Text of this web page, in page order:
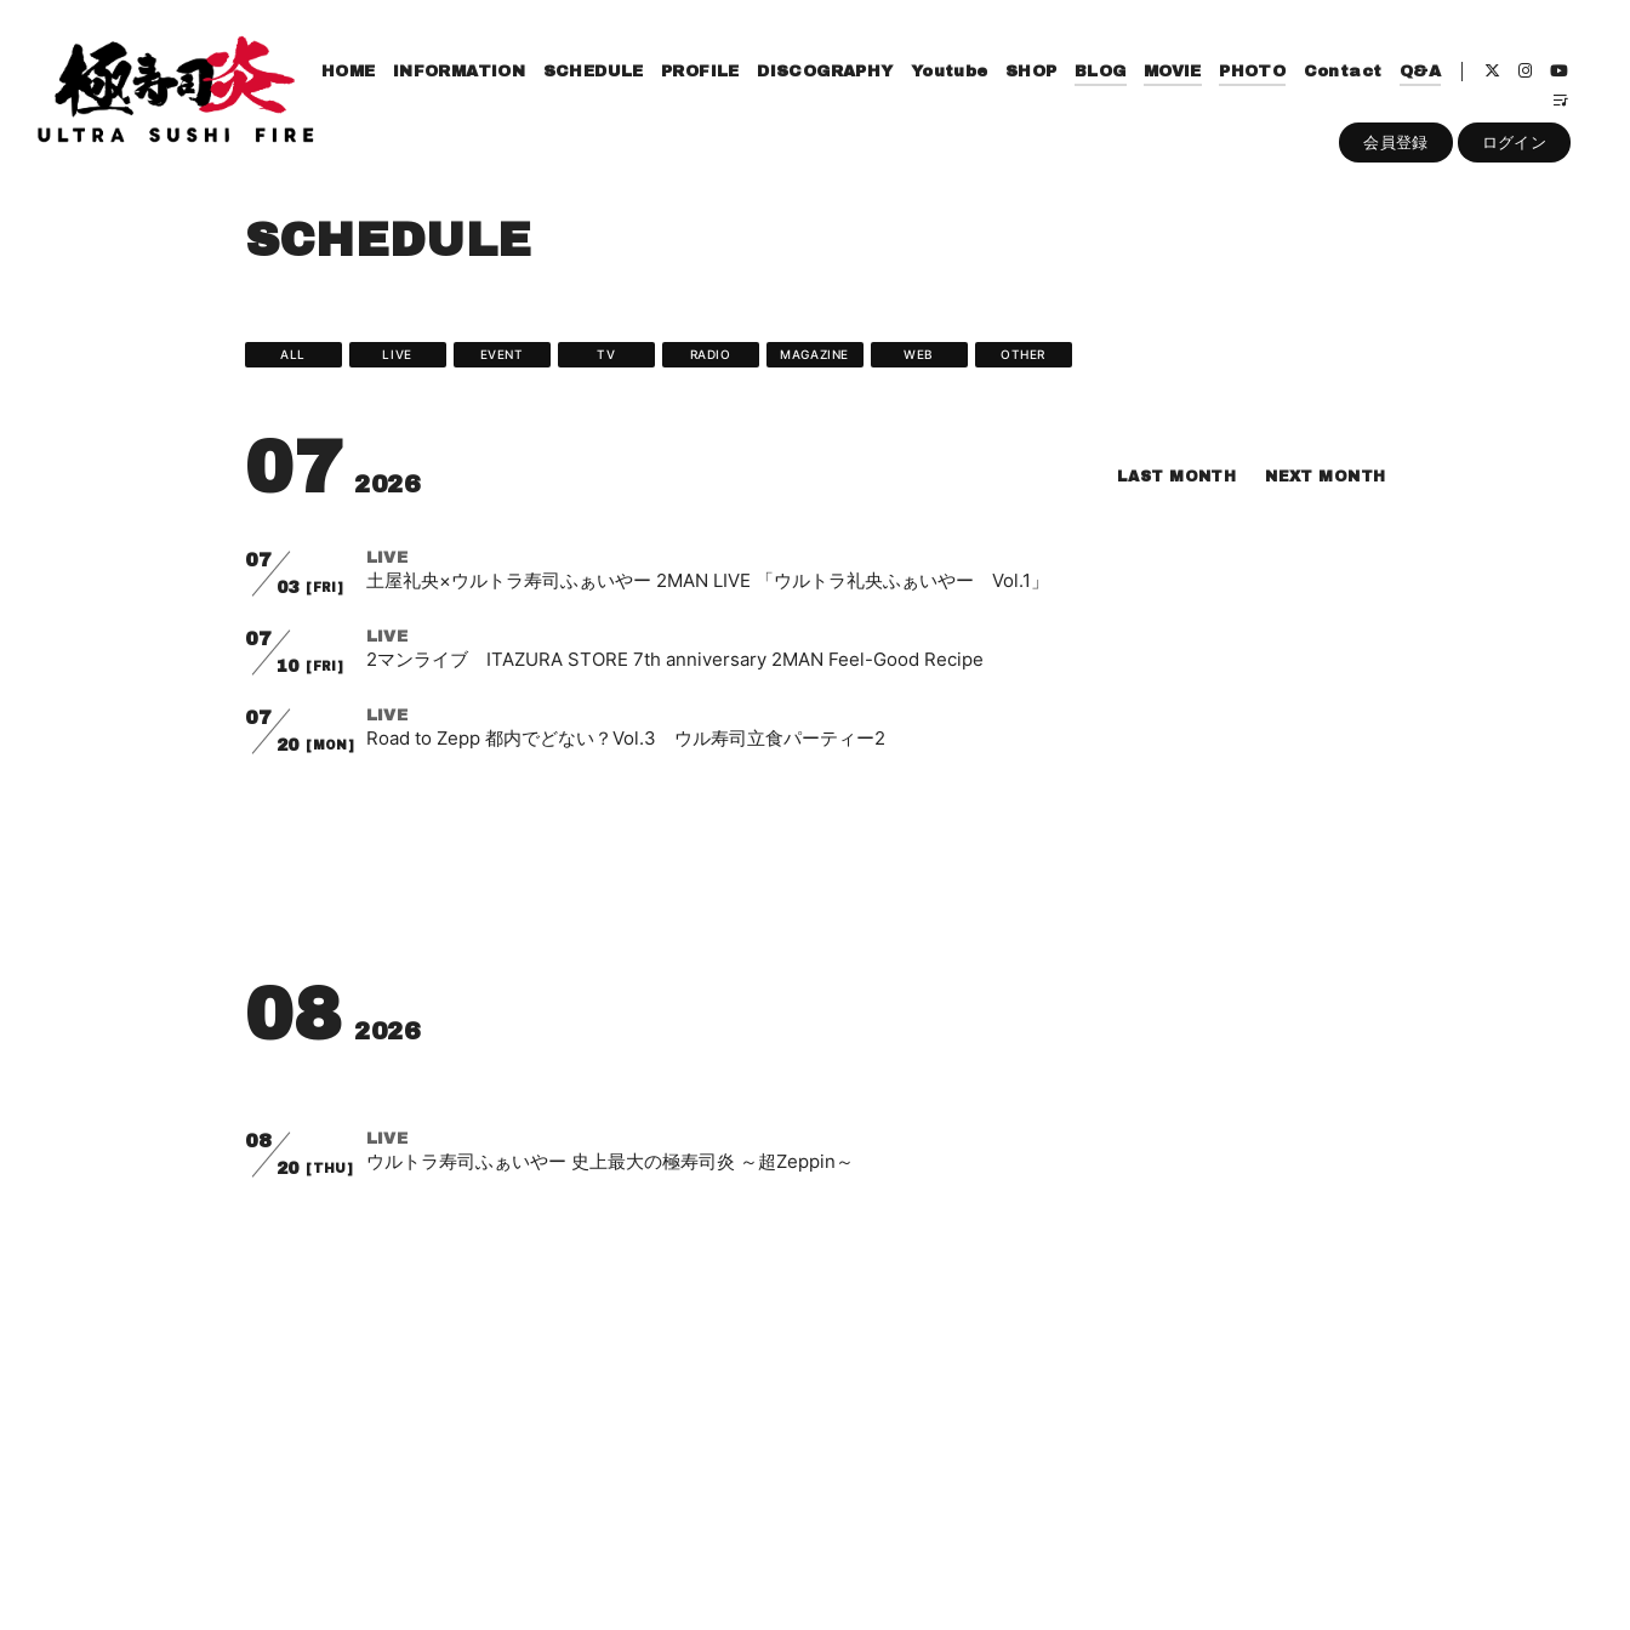
HOME INFORMATION SCHEDULE PROFILE DISCOGRAPHY Youtube SHOP BLOG MOVIE PHOTO Contact Q&A
会員登録 ログイン
SCHEDULE
ALL LIVE EVENT TV RADIO MAGAZINE WEB OTHER
07 2026 LAST MONTH NEXT MONTH
07
03 [FRI]
LIVE
土屋礼央×ウルトラ寿司ふぁいやー 2MAN LIVE 「ウルトラ礼央ふぁいやー Vol.1」
07
10 [FRI]
LIVE
2マンライブ ITAZURA STORE 7th anniversary 2MAN Feel-Good Recipe
07
20 [MON]
LIVE
Road to Zepp 都内でどない？Vol.3 ウル寿司立食パーティー2
08 2026
08
20 [THU]
LIVE
ウルトラ寿司ふぁいやー 史上最大の極寿司炎 ～超Zeppin～